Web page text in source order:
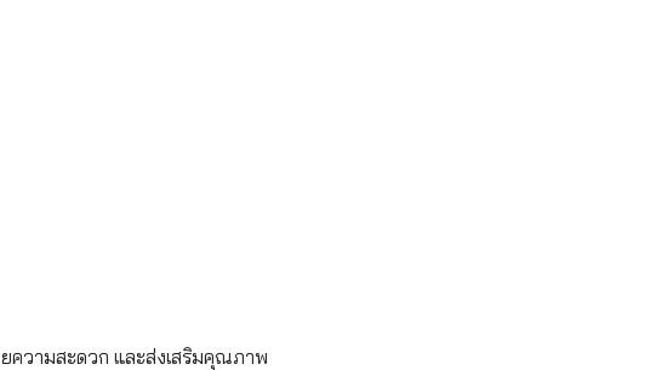
ความสะดวก และส่งเสริมคุณภาพ